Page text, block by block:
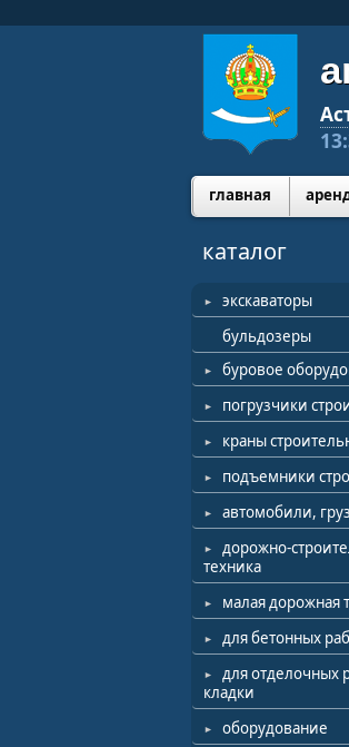
главная
каталог
экскаваторы
бульдозеры
буровое
погрузчики
краны
подъемники
автомобили,
дорожно-
техника
малая дорожная
для бетонных
для отделочных
кладки
оборудование